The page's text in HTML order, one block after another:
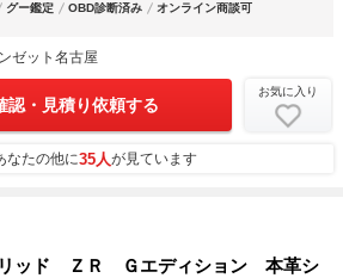
グー鑑定 OBD診断済み
オンライン商談可
ゼット名古屋
認・見積り依頼する
お気に入り
なたの他に35人が見ています
リッド ＺＲ Ｇエディション 本革シ